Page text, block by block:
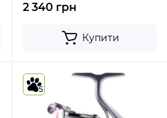
2 340 грн
Купити
5